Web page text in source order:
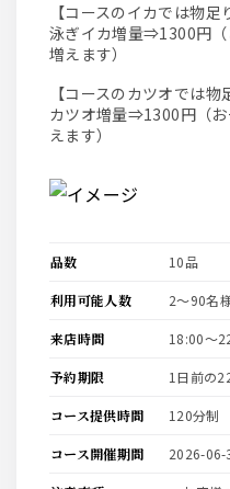
【コースのイカでは物
泳ぎイカ増量⇒1300円
増えます）
【コースのカツオでは
カツオ増量⇒1300円（
えます）
品数 10品
利用可能人数 2〜90名
来店時間 18:00〜
予約期限 1日前の
コース提供時間 120分制
コース開催期間 2026-